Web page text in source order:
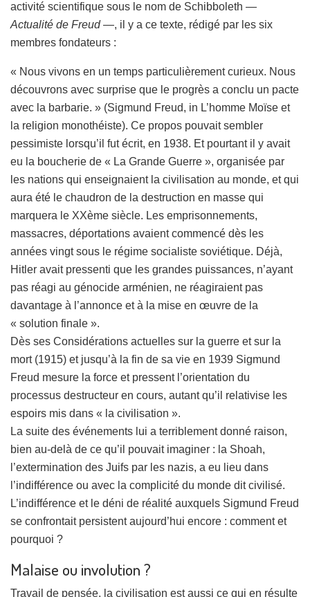
activité scientifique sous le nom de Schibboleth —
Actualité de Freud—, il y a ce texte, rédigé par les six
membres fondateurs :
« Nous vivons en un temps particulièrement curieux. Nous
découvrons avec surprise que le progrès a conclu un pacte
avec la barbarie. » (Sigmund Freud, in L’homme Moïse et
la religion monothéiste). Ce propos pouvait sembler
pessimiste lorsqu’il fut écrit, en 1938. Et pourtant il y avait
eu la boucherie de « La Grande Guerre », organisée par
les nations qui enseignaient la civilisation au monde, et qui
aura été le chaudron de la destruction en masse qui
marquera le XXème siècle. Les emprisonnements,
massacres, déportations avaient commencé dès les
années vingt sous le régime socialiste soviétique. Déjà,
Hitler avait pressenti que les grandes puissances, n’ayant
pas réagi au génocide arménien, ne réagiraient pas
davantage à l’annonce et à la mise en œuvre de la
« solution finale ».
Dès ses Considérations actuelles sur la guerre et sur la
mort (1915) et jusqu’à la fin de sa vie en 1939 Sigmund
Freud mesure la force et pressent l’orientation du
processus destructeur en cours, autant qu’il relativise les
espoirs mis dans « la civilisation ».
La suite des événements lui a terriblement donné raison,
bien au-delà de ce qu’il pouvait imaginer : la Shoah,
l’extermination des Juifs par les nazis, a eu lieu dans
l’indifférence ou avec la complicité du monde dit civilisé.
L’indifférence et le déni de réalité auxquels Sigmund Freud
se confrontait persistent aujourd’hui encore : comment et
pourquoi ?
Malaise ou involution ?
Travail de pensée, la civilisation est aussi ce qui en résulte